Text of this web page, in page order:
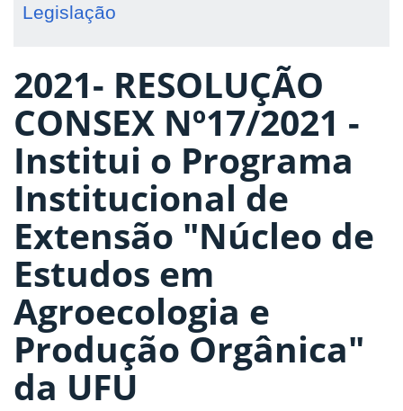
Legislação
2021- RESOLUÇÃO
CONSEX Nº17/2021 -
Institui o Programa
Institucional de
Extensão "Núcleo de
Estudos em
Agroecologia e
Produção Orgânica"
da UFU